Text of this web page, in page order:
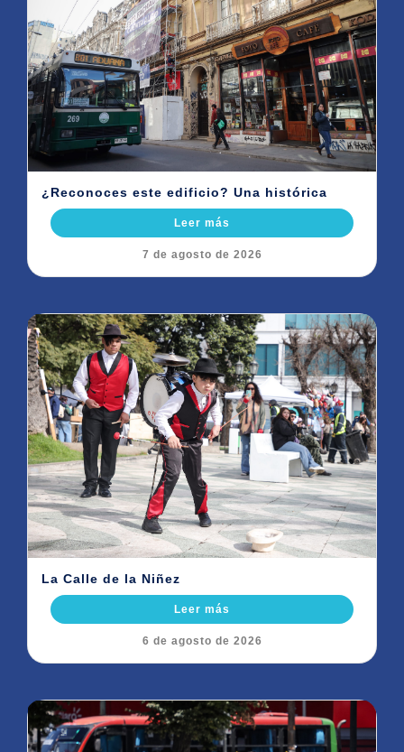
¿Reconoces este edificio? Una histórica
Leer más
7 de agosto de 2026
La Calle de la Niñez
Leer más
6 de agosto de 2026